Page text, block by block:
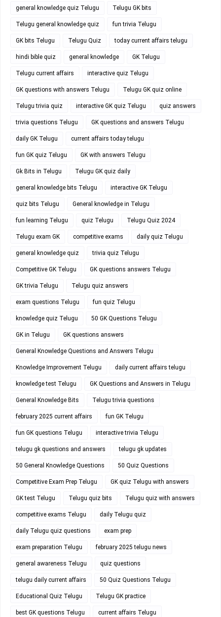
general knowledge quiz Telugu Telugu GK bits
Telugu general knowledge quiz fun trivia Telugu
GK bits Telugu Telugu Quiz today current affairs telugu
hindi bible quiz general knowledge GK Telugu
Telugu current affairs interactive quiz Telugu
GK questions with answers Telugu Telugu GK quiz online
Telugu trivia quiz interactive GK quiz Telugu quiz answers
trivia questions Telugu GK questions and answers Telugu
daily GK Telugu current affairs today telugu
fun GK quiz Telugu GK with answers Telugu
Gk Bits in Telugu Telugu GK quiz daily
general knowledge bits Telugu interactive GK Telugu
quiz bits Telugu General knowledge in Telugu
fun learning Telugu quiz Telugu Telugu Quiz 2024
Telugu exam GK competitive exams daily quiz Telugu
general knowledge quiz trivia quiz Telugu
Competitive GK Telugu GK questions answers Telugu
GK trivia Telugu Telugu quiz answers
exam questions Telugu fun quiz Telugu
knowledge quiz Telugu 50 GK Questions Telugu
GK in Telugu GK questions answers
General Knowledge Questions and Answers Telugu
Knowledge Improvement Telugu daily current affairs telugu
knowledge test Telugu GK Questions and Answers in Telugu
General Knowledge Bits Telugu trivia questions
february 2025 current affairs fun GK Telugu
fun GK questions Telugu interactive trivia Telugu
telugu gk questions and answers telugu gk updates
50 General Knowledge Questions 50 Quiz Questions
Competitive Exam Prep Telugu GK quiz Telugu with answers
GK test Telugu Telugu quiz bits Telugu quiz with answers
competitive exams Telugu daily Telugu quiz
daily Telugu quiz questions exam prep
exam preparation Telugu february 2025 telugu news
general awareness Telugu quiz questions
telugu daily current affairs 50 Quiz Questions Telugu
Educational Quiz Telugu Telugu GK practice
best GK questions Telugu current affairs Telugu